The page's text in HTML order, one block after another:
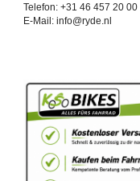
Telefon: +31 46 457 20 00
E-Mail: info@ryde.nl